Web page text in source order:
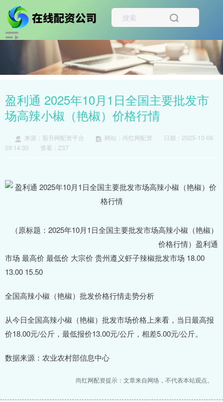
盈利通 2025年10月1日全国主要批发市
场高辣小椒（艳椒）价格行情
来源：股升网配资平台 网站：尚红网配资
日期：2025-10-06
09:14:30
查看：237
（原标题：2025年10月1日全国主要批发市场高辣小椒（艳椒）
价格行情）盈利通
市场 最高价 最低价 大宗价 贵州遵义虾子辣椒批发市场 18.00
13.00 15.50
全国高辣小椒（艳椒）批发价格行情走势分析
从今日全国高辣小椒（艳椒）批发市场价格上来看，当日最高报
价18.00元/公斤，最低报价13.00元/公斤，相差5.00元/公斤。
数据来源：农业农村部信息中心
尚红网配资提示：文章来自网络，不代表本站观点。